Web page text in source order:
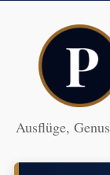
Ausflüge,